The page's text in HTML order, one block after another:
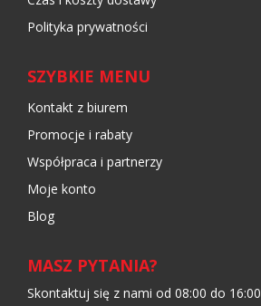
Polityka prywatności
SZYBKIE MENU
Kontakt z biurem
Promocje i rabaty
Współpraca i partnerzy
Moje konto
Blog
MASZ PYTANIA?
Skontaktuj się z nami od 08:00 do 16:00